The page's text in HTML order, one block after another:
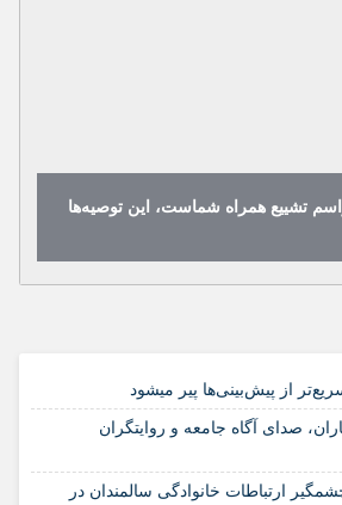
تشییع همراه شماست، این توصیه‌ها
از پیش‌بینی‌ها پیر میشود
صدای آگاه جامعه و روایتگران
ارتباطات خانوادگی سالمندان در